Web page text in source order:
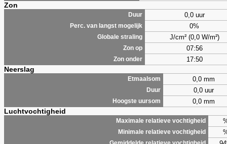
Zon
Duur 0,0 uur
Perc. van langst mogelijk 0%
Globale straling J/cm² (0,0 W/m²)
Zon op 07:56
Zon onder 17:50
Neerslag
Etmaalsom 0,0 mm
Duur 0,0 uur
Hoogste uursom 0,0 mm
Luchtvochtigheid
Maximale relatieve vochtigheid
Minimale relatieve vochtigheid